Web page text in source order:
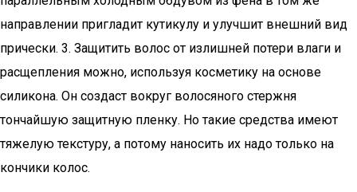
направлении пригладит кутикулу и улучшит внешний вид
прически. 3. Защитить волос от излишней потери влаги и
расщепления можно, используя косметику на основе
силикона. Он создаст вокруг волосяного стержня
тончайшую защитную пленку. Но такие средства имеют
тяжелую текстуру, а потому наносить их надо только на
кончики колос.